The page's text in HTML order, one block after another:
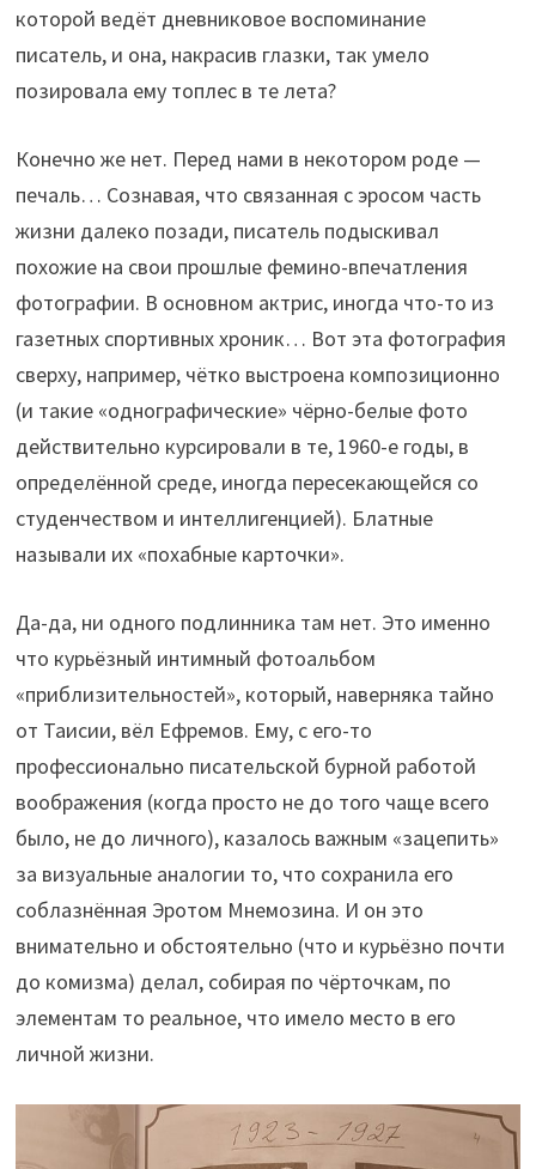
которой ведёт дневниковое воспоминание
писатель, и она, накрасив глазки, так умело
позировала ему топлес в те лета?
Конечно же нет. Перед нами в некотором роде —
печаль… Сознавая, что связанная с эросом часть
жизни далеко позади, писатель подыскивал
похожие на свои прошлые фемино-впечатления
фотографии. В основном актрис, иногда что-то из
газетных спортивных хроник… Вот эта фотография
сверху, например, чётко выстроена композиционно
(и такие «однографические» чёрно-белые фото
действительно курсировали в те, 1960-е годы, в
определённой среде, иногда пересекающейся со
студенчеством и интеллигенцией). Блатные
называли их «похабные карточки».
Да-да, ни одного подлинника там нет. Это именно
что курьёзный интимный фотоальбом
«приблизительностей», который, наверняка тайно
от Таисии, вёл Ефремов. Ему, с его-то
профессионально писательской бурной работой
воображения (когда просто не до того чаще всего
было, не до личного), казалось важным «зацепить»
за визуальные аналогии то, что сохранила его
соблазнённая Эротом Мнемозина. И он это
внимательно и обстоятельно (что и курьёзно почти
до комизма) делал, собирая по чёрточкам, по
элементам то реальное, что имело место в его
личной жизни.